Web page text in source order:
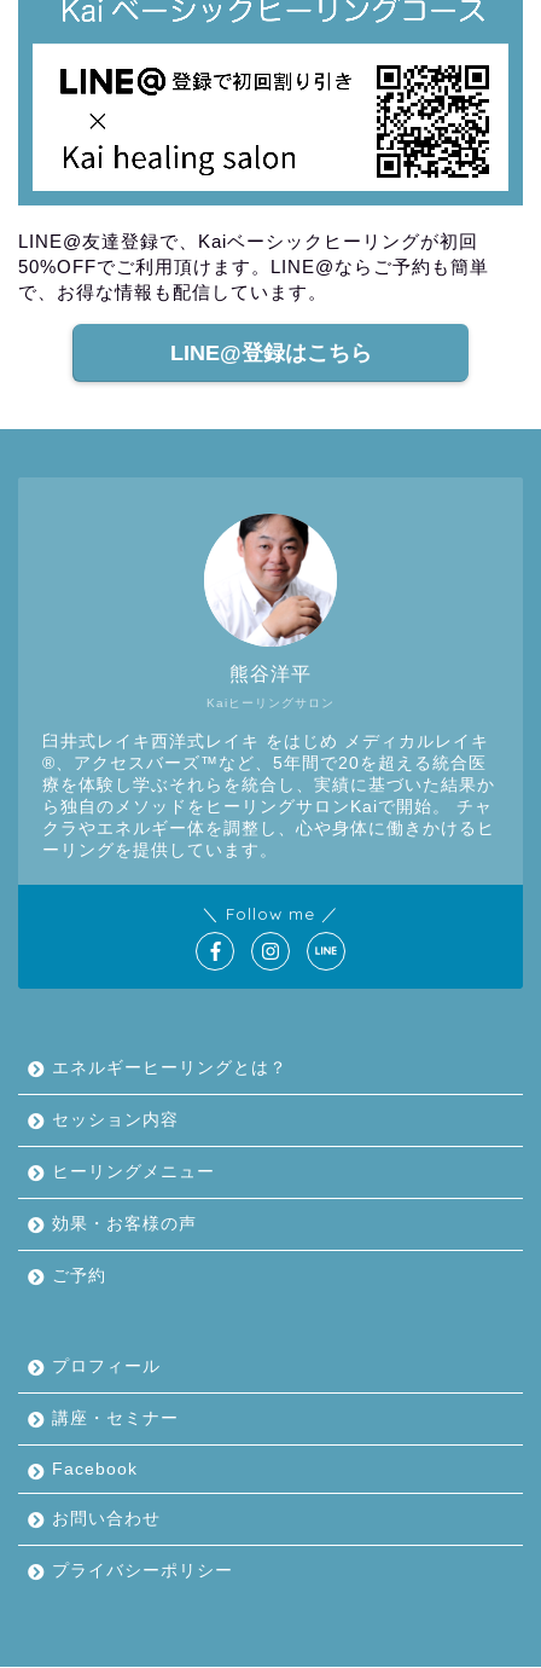
LINE@友達登録で、Kaiベーシックヒーリングが初回
50%OFFでご利用頂けます。LINE@ならご予約も簡単
で、お得な情報も配信しています。
LINE@登録はこちら
Kaiヒーリングサロン
熊谷洋平
臼井式レイキ西洋式レイキ をはじめ メディカルレイキ
®︎、アクセスバーズ™など、5年間で20を超える統合医
療を体験し学ぶそれらを統合し、実績に基づいた結果か
ら独自のメソッドをヒーリングサロンKaiで開始。 チャ
クラやエネルギー体を調整し、心や身体に働きかけるヒ
ーリングを提供しています。
＼ Follow me ／
エネルギーヒーリングとは？
セッション内容
ヒーリングメニュー
効果・お客様の声
ご予約
プロフィール
講座・セミナー
Facebook
お問い合わせ
プライバシーポリシー